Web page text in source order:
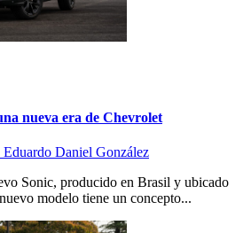
nueva era de Chevrolet
Eduardo Daniel González
Sonic, producido en Brasil y ubicado
modelo tiene un concepto...